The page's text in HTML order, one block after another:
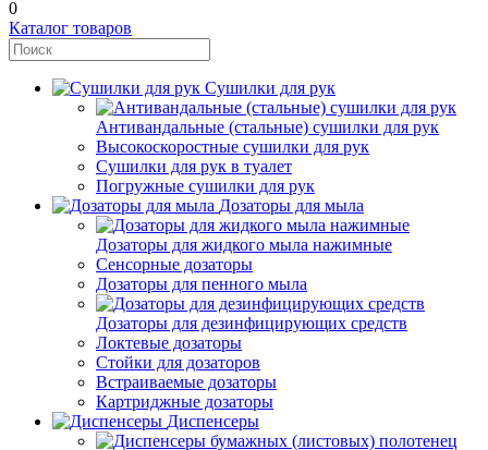
0
Каталог товаров
Сушилки для рук
Антивандальные (стальные) сушилки для рук
Высокоскоростные сушилки для рук
Сушилки для рук в туалет
Погружные сушилки для рук
Дозаторы для мыла
Дозаторы для жидкого мыла нажимные
Сенсорные дозаторы
Дозаторы для пенного мыла
Дозаторы для дезинфицирующих средств
Локтевые дозаторы
Стойки для дозаторов
Встраиваемые дозаторы
Картриджные дозаторы
Диспенсеры